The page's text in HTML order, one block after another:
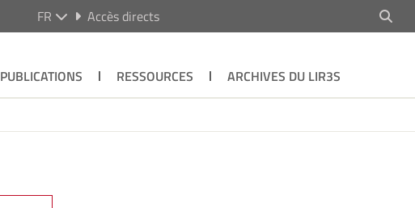
FR Accès directs
PUBLICATIONS RESSOURCES
ARCHIVES DU LIR3S